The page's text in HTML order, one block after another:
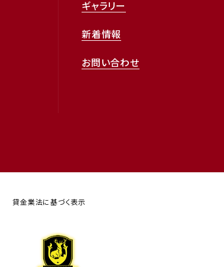
ギャラリー
新着情報
お問い合わせ
貸金業法に基づく表示